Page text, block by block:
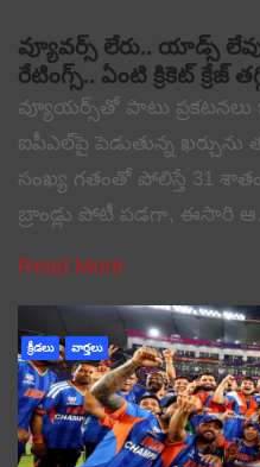
వ్యూవర్స్ లేరు.. యాడ్స్
రేటింగ్స్.. ఏంటి క్రికెట్ క్రేజ్
వ్యూయర్స్‌తో పాటు ప్రకటనలు
ఐపీఎల్‌పై పెడుతున్న ఖర్చును
సంఖ్య గతంతో పోలిస్తే 31
బ్రాండ్లు పోటీ పడగా, ఈసారి
Read More
క్రీడలు వార్తలు